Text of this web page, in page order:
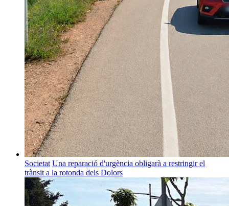
Societat Una reparació d'urgència obligarà a restringir el
trànsit a la rotonda dels Dolors